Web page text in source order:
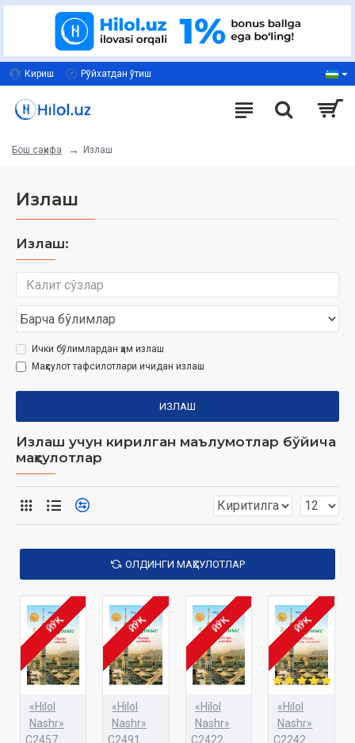
Кириш Рўйхатдан ўтиш
Бош саҳифа Излаш
Излаш
Излаш:
Ички бўлимлардан ҳам излаш
Маҳсулот тафсилотлари ичидан излаш
ИЗЛАШ
Излаш учун кирилган маълумотлар бўйича
маҳсулотлар
ОЛДИНГИ МАҲСУЛОТЛАР
ЙЎҚ
«Hilol
Nashr»
C2457
ЙЎҚ
«Hilol
Nashr»
C2491
ЙЎҚ
«Hilol
Nashr»
C2422
ЙЎҚ
«Hilol
Nashr»
C2242